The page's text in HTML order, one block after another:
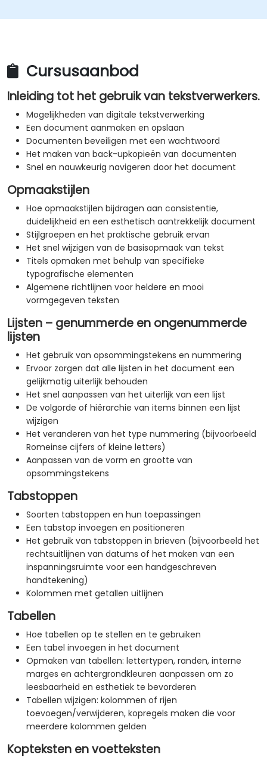
Cursusaanbod
Inleiding tot het gebruik van tekstverwerkers.
Mogelijkheden van digitale tekstverwerking
Een document aanmaken en opslaan
Documenten beveiligen met een wachtwoord
Het maken van back-upkopieën van documenten
Snel en nauwkeurig navigeren door het document
Opmaakstijlen
Hoe opmaakstijlen bijdragen aan consistentie,
duidelijkheid en een esthetisch aantrekkelijk document
Stijlgroepen en het praktische gebruik ervan
Het snel wijzigen van de basisopmaak van tekst
Titels opmaken met behulp van specifieke
typografische elementen
Algemene richtlijnen voor heldere en mooi
vormgegeven teksten
Lijsten – genummerde en ongenummerde
lijsten
Het gebruik van opsommingstekens en nummering
Ervoor zorgen dat alle lijsten in het document een
gelijkmatig uiterlijk behouden
Het snel aanpassen van het uiterlijk van een lijst
De volgorde of hiërarchie van items binnen een lijst
wijzigen
Het veranderen van het type nummering (bijvoorbeeld
Romeinse cijfers of kleine letters)
Aanpassen van de vorm en grootte van
opsommingstekens
Tabstoppen
Soorten tabstoppen en hun toepassingen
Een tabstop invoegen en positioneren
Het gebruik van tabstoppen in brieven (bijvoorbeeld het
rechtsuitlijnen van datums of het maken van een
inspanningsruimte voor een handgeschreven
handtekening)
Kolommen met getallen uitlijnen
Tabellen
Hoe tabellen op te stellen en te gebruiken
Een tabel invoegen in het document
Opmaken van tabellen: lettertypen, randen, interne
marges en achtergrondkleuren aanpassen om zo
leesbaarheid en esthetiek te bevorderen
Tabellen wijzigen: kolommen of rijen
toevoegen/verwijderen, kopregels maken die voor
meerdere kolommen gelden
Kopteksten en voetteksten